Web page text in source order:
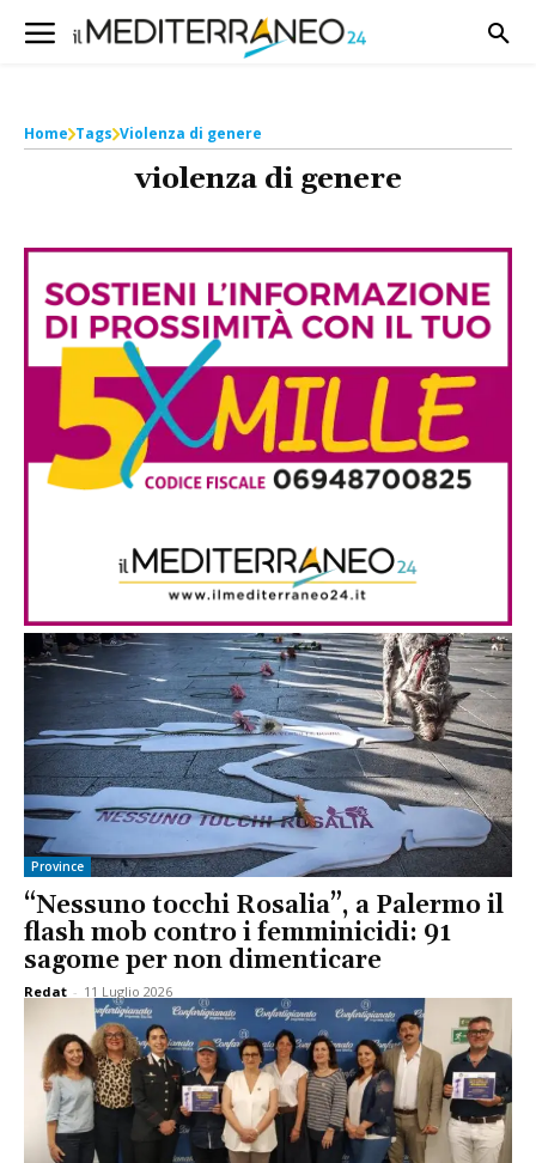
Home Tags Violenza di genere
violenza di genere
Province
“Nessuno tocchi Rosalia”, a Palermo il
flash mob contro i femminicidi: 91
sagome per non dimenticare
Redat - 11 Luglio 2026